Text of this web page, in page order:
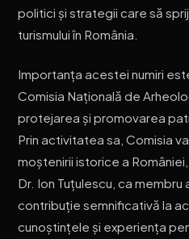
politici și strategii care să
turismului în România.
Importanța acestei numiri
Comisia Națională de
protejarea și promovarea
Prin activitatea sa, Comisia
moștenirii istorice a
Dr. Ion Tuțulescu, ca membru
contribuție semnificativă la
cunoștințele și experiența